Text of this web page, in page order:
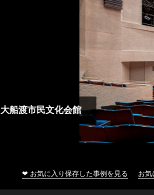
大船渡市民文化会館
❤ お気に入り保存した事例を見る お